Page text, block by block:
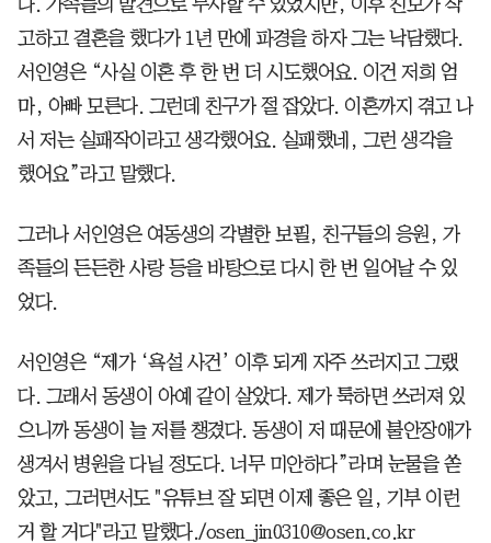
다. 가족들의 발견으로 무사할 수 있었지만, 이후 친모가 작
고하고 결혼을 했다가 1년 만에 파경을 하자 그는 낙담했다.
서인영은 “사실 이혼 후 한 번 더 시도했어요. 이건 저희 엄
마, 아빠 모른다. 그런데 친구가 절 잡았다. 이혼까지 겪고 나
서 저는 실패작이라고 생각했어요. 실패했네, 그런 생각을
했어요”라고 말했다.
그러나 서인영은 여동생의 각별한 보필, 친구들의 응원, 가
족들의 든든한 사랑 등을 바탕으로 다시 한 번 일어날 수 있
었다.
서인영은 “제가 ‘욕설 사건’ 이후 되게 자주 쓰러지고 그랬
다. 그래서 동생이 아예 같이 살았다. 제가 툭하면 쓰러져 있
으니까 동생이 늘 저를 챙겼다. 동생이 저 때문에 불안장애가
생겨서 병원을 다닐 정도다. 너무 미안하다”라며 눈물을 쏟
았고, 그러면서도 "유튜브 잘 되면 이제 좋은 일, 기부 이런
거 할 거다"라고 말했다./osen_jin0310@osen.co.kr